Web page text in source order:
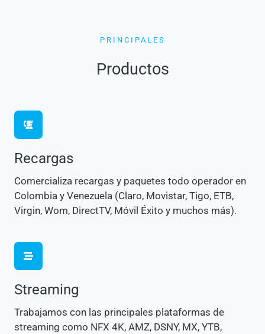
PRINCIPALES
Productos
Recargas
Comercializa recargas y paquetes todo operador en
Colombia y Venezuela (Claro, Movistar, Tigo, ETB,
Virgin, Wom, DirectTV, Móvil Éxito y muchos más).
Streaming
Trabajamos con las principales plataformas de
streaming como NFX 4K, AMZ, DSNY, MX, YTB,